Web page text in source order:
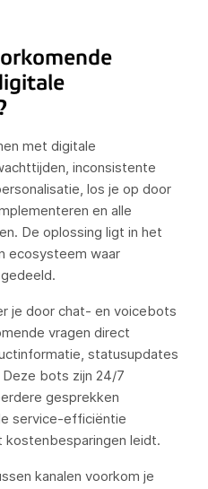
met digitale
inconsistente
los je op door
en alle
De oplossing ligt in het
ecosysteem waar
je door chat- en voicebots
vragen direct
statusupdates
bots zijn 24/7
gesprekken
service-efficiëntie
leidt.
kanalen voorkom je